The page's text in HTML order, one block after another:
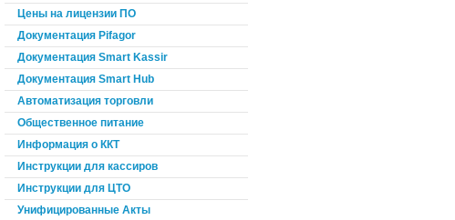
Цены на лицензии ПО
Документация Pifagor
Документация Smart Kassir
Документация Smart Hub
Автоматизация торговли
Общественное питание
Информация о ККТ
Инструкции для кассиров
Инструкции для ЦТО
Унифицированные Акты